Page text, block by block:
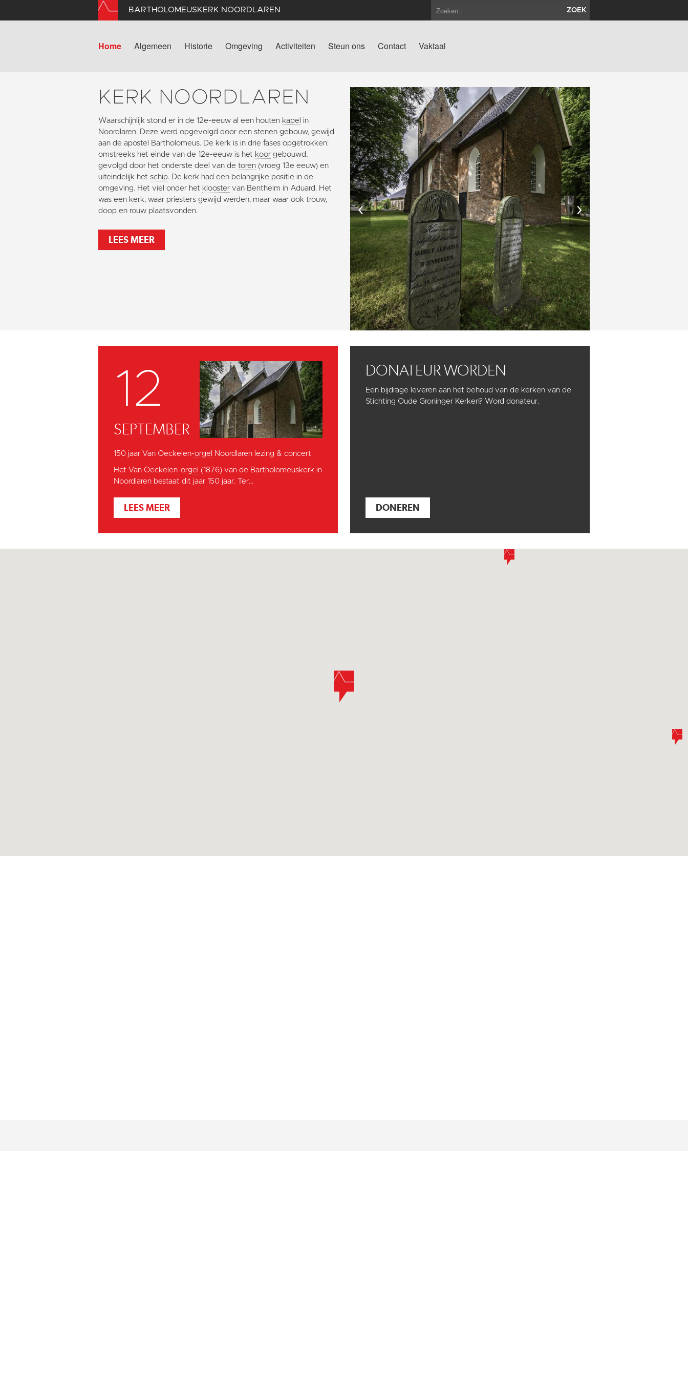
BARTHOLOMEUSKERK NOORDLAREN ZOEK
Home Algemeen Historie Omgeving Activiteiten Steun ons Contact Vaktaal
KERK NOORDLAREN
Waarschijnlijk stond er in de 12e-eeuw al een houten kapel in
Noordlaren. Deze werd opgevolgd door een stenen gebouw, gewijd
aan de apostel Bartholomeus. De kerk is in drie fases opgetrokken:
omstreeks het einde van de 12e-eeuw is het koor gebouwd,
gevolgd door het onderste deel van de toren (vroeg 13e eeuw) en
uiteindelijk het schip. De kerk had een belangrijke positie in de
omgeving. Het viel onder het klooster van Bentheim in Aduard. Het
was een kerk, waar priesters gewijd werden, maar waar ook trouw,
doop en rouw plaatsvonden.
LEES MEER
‹ ›
12
SEPTEMBER
150 jaar Van Oeckelen-orgel Noordlaren lezing & concert
Het Van Oeckelen-orgel (1876) van de Bartholomeuskerk in
Noordlaren bestaat dit jaar 150 jaar. Ter...
LEES MEER
DONATEUR WORDEN
Een bijdrage leveren aan het behoud van de kerken van de
Stichting Oude Groninger Kerken? Word donateur.
DONEREN